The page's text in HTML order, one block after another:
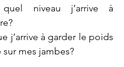
quel niveau j’arrive à
j’arrive à garder le poids
mes jambes?